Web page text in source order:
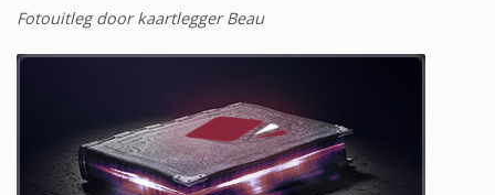
Fotouitleg door kaartlegger Beau